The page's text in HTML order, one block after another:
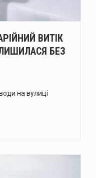
ВИТІК
БЕЗ
на вулиці